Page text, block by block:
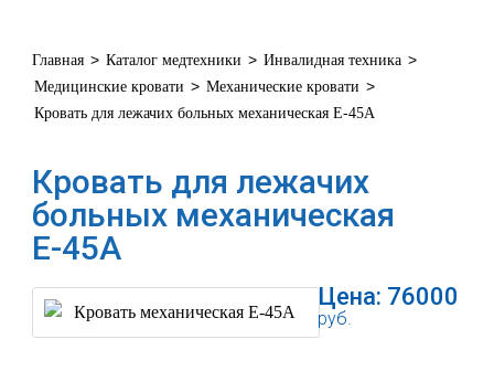
Главная > Каталог медтехники > Инвалидная техника >
Медицинские кровати > Механические кровати >
Кровать для лежачих больных механическая Е-45А
Кровать для лежачих
больных механическая
Е-45А
Цена: 76000
руб.